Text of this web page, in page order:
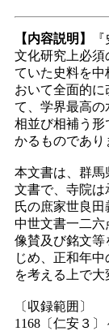
【内容説明】
文化研究上必須
ていた史料を中
おいて全面的に
て、学界最高の
相並び相補う形
かるものであり
本文書は、群馬
文書で、寺院は
氏の庶家世良田
中世文書一二
像賛及び銘文等
じめ、正和年
を考える上で大
〔収録範囲〕
1168〔仁安３〕